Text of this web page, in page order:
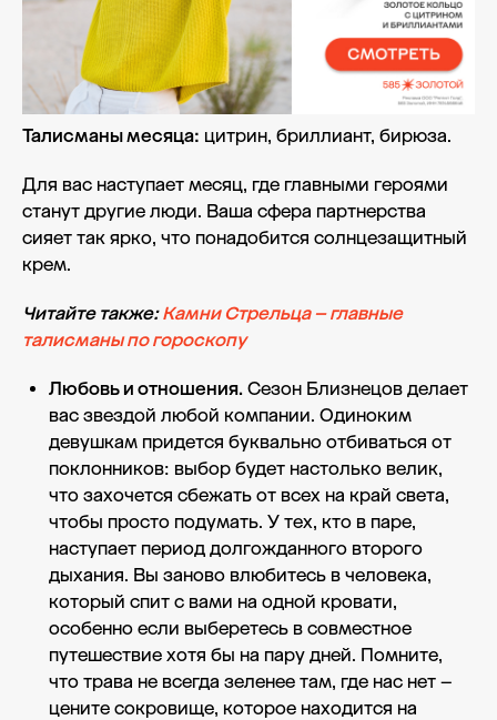
Талисманы месяца: цитрин, бриллиант, бирюза.
Для вас наступает месяц, где главными героями
станут другие люди. Ваша сфера партнерства
сияет так ярко, что понадобится солнцезащитный
крем.
Читайте также:Камни Стрельца – главные
талисманы по гороскопу
Любовь и отношения. Сезон Близнецов делает
вас звездой любой компании. Одиноким
девушкам придется буквально отбиваться от
поклонников: выбор будет настолько велик,
что захочется сбежать от всех на край света,
чтобы просто подумать. У тех, кто в паре,
наступает период долгожданного второго
дыхания. Вы заново влюбитесь в человека,
который спит с вами на одной кровати,
особенно если выберетесь в совместное
путешествие хотя бы на пару дней. Помните,
что трава не всегда зеленее там, где нас нет –
цените сокровище, которое находится на